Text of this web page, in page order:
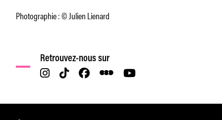
Photographie : © Julien Lienard
Retrouvez-nous sur